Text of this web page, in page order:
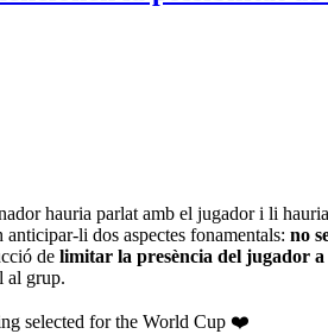
hauria parlat amb el jugador i li
li dos aspectes fonamentals: no
de limitar la presència del jugador a
al grup.
selected for the World Cup ❤️